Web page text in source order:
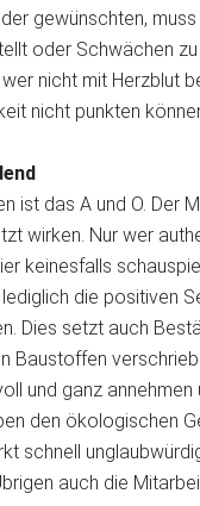
gewünschten,
oder Schwächen
nicht mit Herzblut
nicht punkten
ist das A und O. Der
wirken. Nur wer
keinesfalls
die positiven
Dies setzt auch
Baustoffen
und ganz
den ökologischen
schnell
auch die